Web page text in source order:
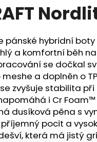
pánské hybridní
a komfortní běh
se dočkal
a doplněn o
zvyšuje stabilita
i Cr
dusíková pěna s
pocit a
která má jistý